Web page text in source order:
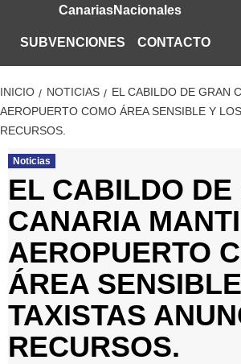
CanariasNacionales
SUBVENCIONES CONTACTO
INICIO NOTICIAS
EL CABILDO DE GRAN
AEROPUERTO COMO ÁREA SENSIBLE Y
RECURSOS.
Noticias
EL CABILDO DE
CANARIA
AEROPUERTO
ÁREA
TAXISTAS
RECURSOS.